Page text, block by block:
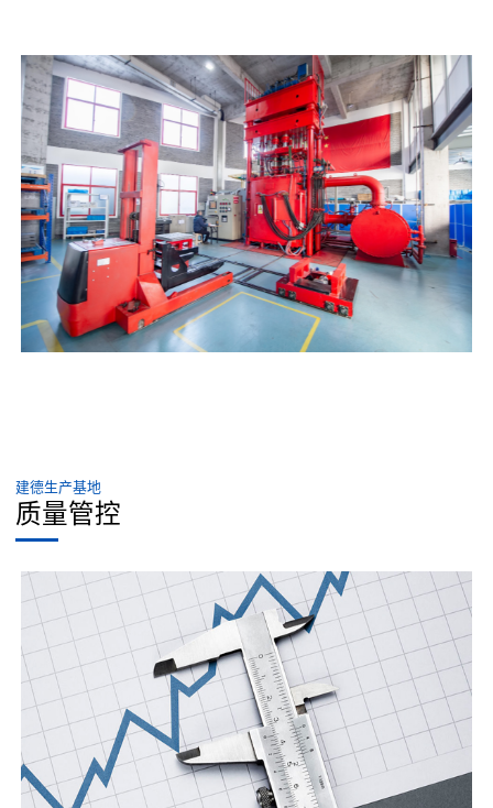
建德生产基地
质量管控